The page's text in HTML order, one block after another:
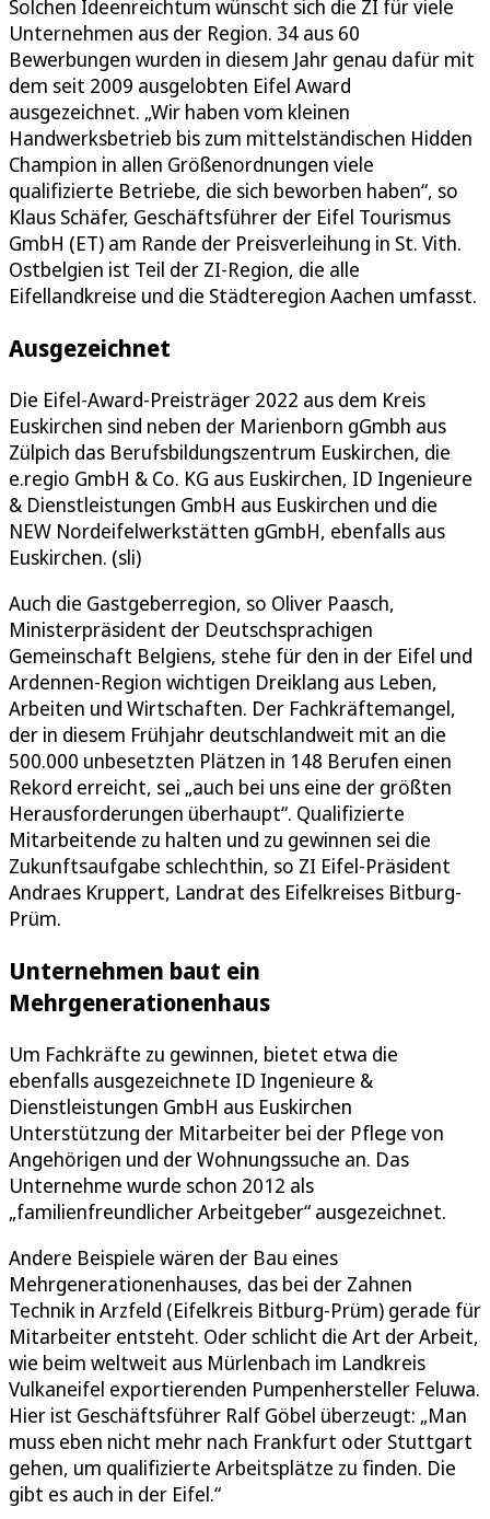
Solchen Ideenreichtum wünscht sich die ZI für viele
Unternehmen aus der Region. 34 aus 60
Bewerbungen wurden in diesem Jahr genau dafür mit
dem seit 2009 ausgelobten Eifel Award
ausgezeichnet. „Wir haben vom kleinen
Handwerksbetrieb bis zum mittelständischen Hidden
Champion in allen Größenordnungen viele
qualifizierte Betriebe, die sich beworben haben“, so
Klaus Schäfer, Geschäftsführer der Eifel Tourismus
GmbH (ET) am Rande der Preisverleihung in St. Vith.
Ostbelgien ist Teil der ZI-Region, die alle
Eifellandkreise und die Städteregion Aachen umfasst.
Ausgezeichnet
Die Eifel-Award-Preisträger 2022 aus dem Kreis
Euskirchen sind neben der Marienborn gGmbh aus
Zülpich das Berufsbildungszentrum Euskirchen, die
e.regio GmbH & Co. KG aus Euskirchen, ID Ingenieure
& Dienstleistungen GmbH aus Euskirchen und die
NEW Nordeifelwerkstätten gGmbH, ebenfalls aus
Euskirchen. (sli)
Auch die Gastgeberregion, so Oliver Paasch,
Ministerpräsident der Deutschsprachigen
Gemeinschaft Belgiens, stehe für den in der Eifel und
Ardennen-Region wichtigen Dreiklang aus Leben,
Arbeiten und Wirtschaften. Der Fachkräftemangel,
der in diesem Frühjahr deutschlandweit mit an die
500.000 unbesetzten Plätzen in 148 Berufen einen
Rekord erreicht, sei „auch bei uns eine der größten
Herausforderungen überhaupt“. Qualifizierte
Mitarbeitende zu halten und zu gewinnen sei die
Zukunftsaufgabe schlechthin, so ZI Eifel-Präsident
Andraes Kruppert, Landrat des Eifelkreises Bitburg-
Prüm.
Unternehmen baut ein
Mehrgenerationenhaus
Um Fachkräfte zu gewinnen, bietet etwa die
ebenfalls ausgezeichnete ID Ingenieure &
Dienstleistungen GmbH aus Euskirchen
Unterstützung der Mitarbeiter bei der Pflege von
Angehörigen und der Wohnungssuche an. Das
Unternehme wurde schon 2012 als
„familienfreundlicher Arbeitgeber“ ausgezeichnet.
Andere Beispiele wären der Bau eines
Mehrgenerationenhauses, das bei der Zahnen
Technik in Arzfeld (Eifelkreis Bitburg-Prüm) gerade für
Mitarbeiter entsteht. Oder schlicht die Art der Arbeit,
wie beim weltweit aus Mürlenbach im Landkreis
Vulkaneifel exportierenden Pumpenhersteller Feluwa.
Hier ist Geschäftsführer Ralf Göbel überzeugt: „Man
muss eben nicht mehr nach Frankfurt oder Stuttgart
gehen, um qualifizierte Arbeitsplätze zu finden. Die
gibt es auch in der Eifel.“